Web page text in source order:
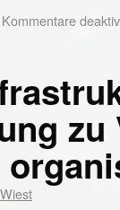
Kommentare